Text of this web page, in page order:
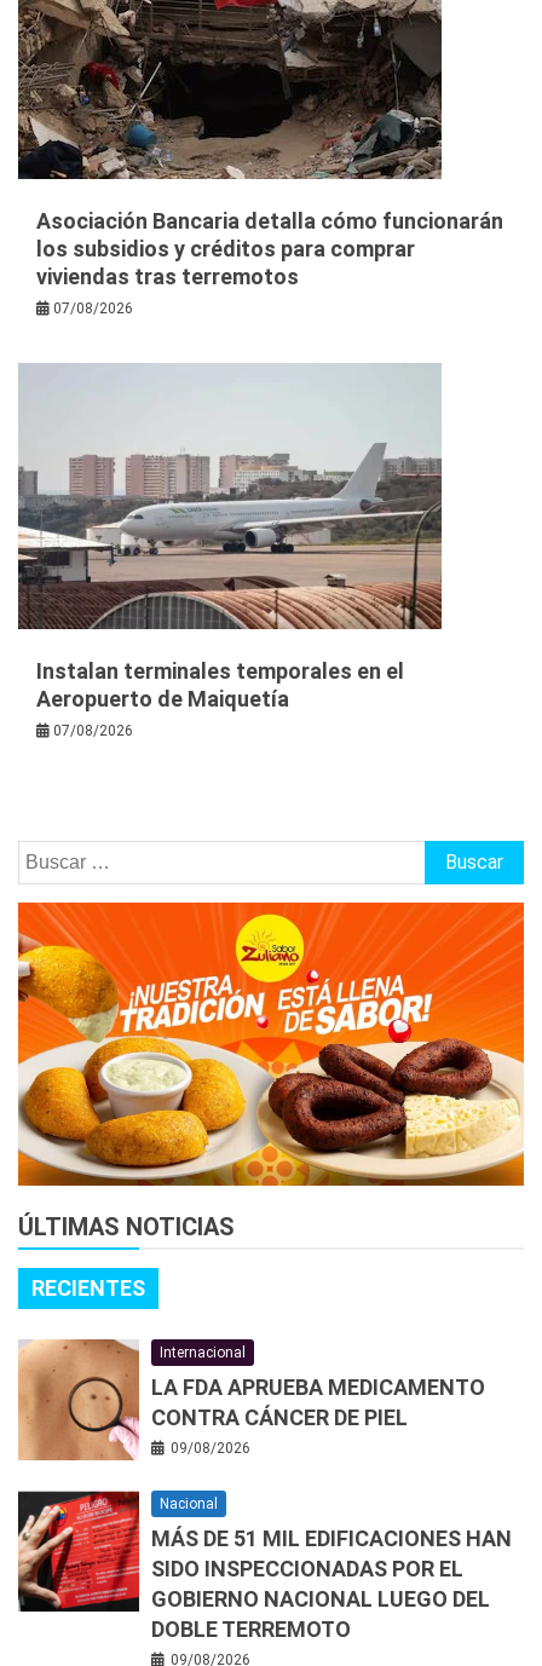
Asociación Bancaria detalla cómo funcionarán
los subsidios y créditos para comprar
viviendas tras terremotos
07/08/2026
Instalan terminales temporales en el
Aeropuerto de Maiquetía
07/08/2026
Buscar:
ÚLTIMAS NOTICIAS
RECIENTES
Internacional
LA FDA APRUEBA MEDICAMENTO
CONTRA CÁNCER DE PIEL
09/08/2026
Nacional
MÁS DE 51 MIL EDIFICACIONES HAN
SIDO INSPECCIONADAS POR EL
GOBIERNO NACIONAL LUEGO DEL
DOBLE TERREMOTO
09/08/2026